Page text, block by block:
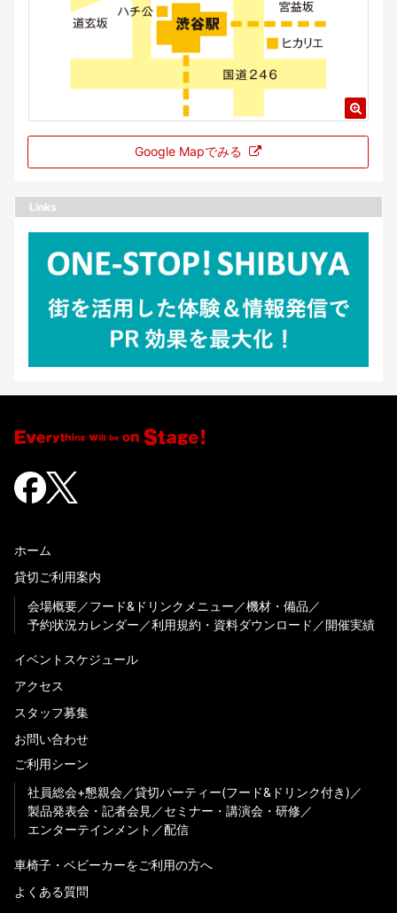
Google Mapでみる
Links
ホーム
貸切ご利用案内
会場概要
フード&ドリンクメニュー
機材・備品
予約状況カレンダー
利用規約・資料ダウンロード 開催実績
イベントスケジュール
アクセス
スタッフ募集
お問い合わせ
ご利用シーン
社員総会+懇親会
貸切パーティー(フード&ドリンク付き)
製品発表会・記者会見
セミナー・講演会・研修
エンターテインメント
配信
車椅子・ベビーカーをご利用の方へ
よくある質問